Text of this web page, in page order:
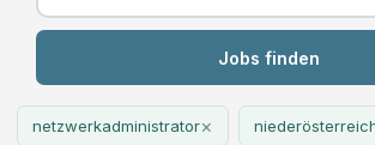
Jobs finden
netzwerkadministrator×